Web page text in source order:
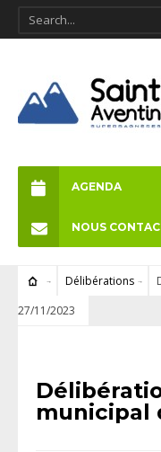
AGENDA
NOUS
Délibérations
27/11/2023
municipal